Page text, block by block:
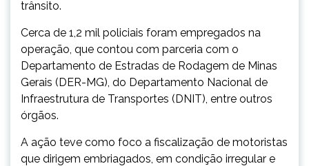
trânsito.
Cerca de 1,2 mil policiais foram empregados na
operação, que contou com parceria com o
Departamento de Estradas de Rodagem de Minas
Gerais (DER-MG), do Departamento Nacional de
Infraestrutura de Transportes (DNIT), entre outros
órgãos.
A ação teve como foco a fiscalização de motoristas
que dirigem embriagados, em condição irregular e